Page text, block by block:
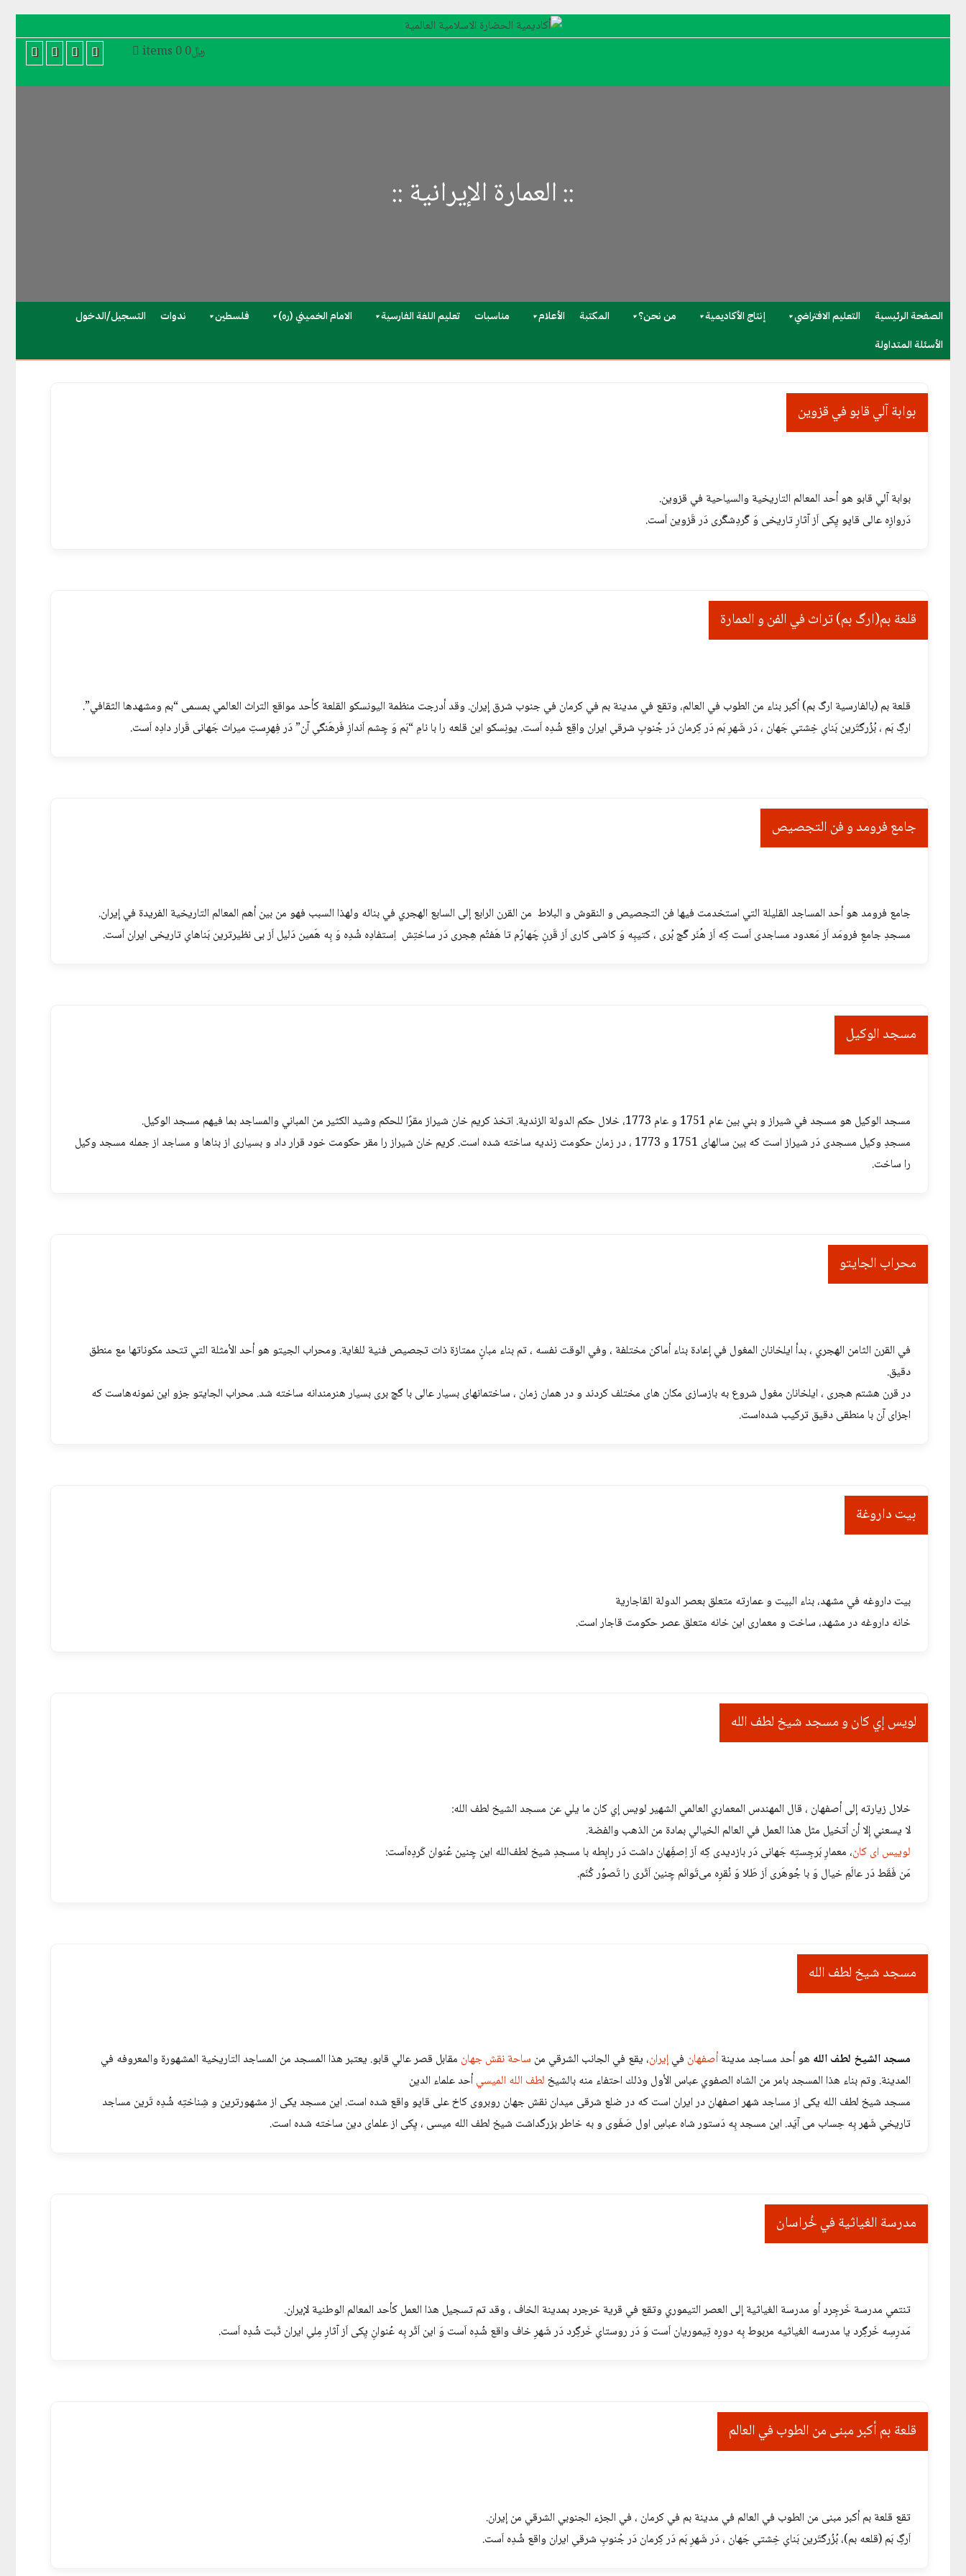
﷼0 0 items
::العمارة الإیرانیة ::
Menu
Skip to content
الصفحة الرئيسية التعليم الافتراضي إنتاج الأكاديمية من نحن؟ المکتبة الأعلام مناسبات تعلیم اللغة الفارسیة الامام الخميني (ره) فلسطین ندوات
التسجیل/الدخول
الأسئلة المتداولة
بوابة آلي قابو في قزوين
بوابة آلي قابو هو أحد المعالم التاريخية والسياحية في قزوين.
دَروازِه عالی قاپو یِکی اَز آثارِ تاریخی وَ گَردِشگَری دَر قَزوین اَست.
قلعة بم(ارگ بم) تراث في الفن و العمارة
قلعة بم (بالفارسية ارگ بم) أكبر بناء من الطوب في العالم، وتقع في مدينة بم في كرمان في جنوب شرق إيران. وقد أدرجت منظمة اليونسكو القلعة كأحد مواقع التراث العالمي بمسمى “بم ومشهدها الثقافي”.
ارگِ بَم ، بُزُرگتَرین بَنایِ خِشتیِ جَهان ، دَر شَهرِ بَم دَر کِرمان دَر جُنوبِ شرقیِ ایران واقِع شُدِه اَست. یونِسکو این قلعه را با نامِ “بَم وَ چِشم اَندازِ فَرهَنگیِ آن” دَر فِهرِستِ میراث جَهانی قَرار دادِه اَست.
جامع فرومد و فن التجصیص
جامع فرومد هو أحد المساجد القليلة التي استخدمت فيها فن التجصیص و النقوش و البلاط من القرن الرابع إلى السابع الهجري في بنائه ولهذا السبب فهو من بين أهم المعالم التاريخية الفريدة في إيران.
مسجدِ جامعِ فرومَد اَز مَعدود مساجدی اَست کِه اَز هُنَر گَچ بُری ، کتیبِه وَ کاشی کاری اَز قَرنِ چَهارُم تا هَفتُم هِجری دَر ساختِش اِستفادِه شُدِه وَ بِه هَمین دَلیل اَز بی نظیرترین بَناهایِ تاریخی ایران اَست.
مسجد الوکیل
مسجد الوكيل هو مسجد في شيراز و بني بين عام 1751 و عام 1773، خلال حكم الدولة الزندية. اتخذ كريم خان شيراز مقرًا للحكم وشيد الكثير من المباني والمساجد بما فيهم مسجد الوكيل.
مسجدِ وکیل مسجدی دَر شیراز است که بین سالهای 1751 و 1773 ، در زمان حکومت زندیه ساخته شده است. کریم خان شیراز را مقر حکومت خود قرار داد و بسیاری از بناها و مساجد از جمله مسجد وکیل
را ساخت.
محراب الجایتو
في القرن الثامن الهجري ، بدأ ایلخانان المغول في إعادة بناء أماكن مختلفة ، وفي الوقت نفسه ، تم بناء مبانٍ ممتازة ذات تجصيص فنیة للغاية. ومحراب الجيتو هو أحد الأمثلة التي تتحد مكوناتها مع منطق
دقيق.
در قرن هشتم هجری ، ایلخانان مغول شروع به بازسازی مکان های مختلف کردند و در همان زمان ، ساختمانهای بسیار عالی با گچ بری بسیار هنرمندانه ساخته شد. محراب الجایتو جزو این نمونه‌هاست که
اجزای آن با منطقی دقیق ترکیب شده‌است.
بیت داروغة
بیت داروغه في مشهد، بناء البیت و عمارته متعلق بعصر الدولة القاجاریة
خانه داروغه در مشهد، ساخت و معماری این خانه متعلق عصر حکومت قاجار است.
لويس إي كان و مسجد شیخ لطف الله
خلال زيارته إلى أصفهان ، قال المهندس المعماري العالمي الشهير لويس إي كان ما يلي عن مسجد الشيخ لطف الله:
لا يسعني إلا أن أتخيل مثل هذا العمل في العالم الخيالي بمادة من الذهب والفضة.
لوییس ای کان، معمارِ بَرجِستِه جَهانی دَر بازدیدی کِه اَز اِصفَِهان داشت دَر رابِطه با مسجدِ شیخ لطف‌الله این چِنین عُنوان کَردِه‌اَست:
مَن فَقَط دَر عالَمِ خیال وَ با جُوهَری اَز طَلا وَ نُقرِه می‌تَوانَم چِنین اَثَری را تَصوُر کُنَم.
مسجد شیخ لطف الله
مسجد الشيخ لطف الله هو أحد مساجد مدينةأصفهانفيإيران، يقع في الجانب الشرقي من ساحة نقش جهان مقابل قصر عالي قابو. يعتبر هذا المسجد من المساجد التاريخية المشهورة والمعروفه في
المدينة. وتم بناء هذا المسجد بامر من الشاه الصفوي عباس الأول وذلك احتفاء منه بالشيخلطف الله الميسيأحد علماء الدين
مسجد شیخ لطف الله یکی از مساجد شهر اصفهان در ایران است که در ضلع شرقی میدان نقش جهان روبروی کاخ علی قاپو واقع شده است. این مسجد یکی از مشهورترین و شِناختِه شُدِه تَرین مساجد
تاریخیِ شَهر بِه حِساب می آیَد. این مسجد بِه دَستور شاه عباسِ اول صَفَوی و به خاطر بزرگداشت شیخ لطف الله میسی ، یِکی از علمای دین ساخته شده است.
مدرسة الغیاثیة في خُراسان
تنتمي مدرسة خَرجِرد أو مدرسة الغياثية إلى العصر التيموري وتقع في قرية خرجرد بمدينة الخاف ، وقد تم تسجيل هذا العمل كأحد المعالم الوطنية لإيران.
مَدرِسِه خَرگِرد یا مدرسه الغیاثیه مربوط بِه دورِه تِیموریان اَست وَ دَر روستایِ خَرگِرد دَر شَهرِ خاف واقع شُدِه اَست وَ این اَثَر بِه عُنوانِ یِکی اَز آثارِ مِلیِ ایران ثَبت شُدِه اَست.
قلعة بم أكبر مبنى من الطوب في العالم
تقع قلعة بم أكبر مبنى من الطوب في العالم في مدينة بم في كرمان ، في الجزء الجنوبي الشرقي من إيران.
اَرگِ بَم (قلعه بم)، بُزُرگتَرین بَنایِ خِشتیِ جَهان ، دَر شَهرِ بَم دَر کِرمان دَر جُنوبِ شرقیِ ایران واقع شُدِه اَست.